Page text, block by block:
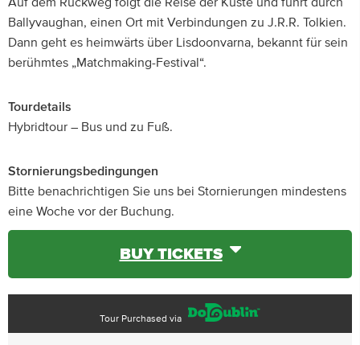
Ballyvaughan, einen Ort mit Verbindungen zu J.R.R. Tolkien.
Dann geht es heimwärts über Lisdoonvarna, bekannt für sein
berühmtes „Matchmaking-Festival“.
Tourdetails
Hybridtour – Bus und zu Fuß.
Stornierungsbedingungen
Bitte benachrichtigen Sie uns bei Stornierungen mindestens
eine Woche vor der Buchung.
BUY TICKETS
Tour Purchased via